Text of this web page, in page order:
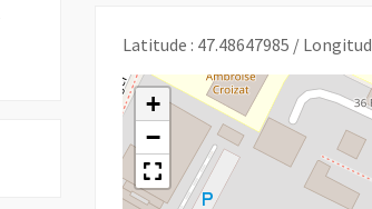
Latitude : 47.48647985 /
+
−